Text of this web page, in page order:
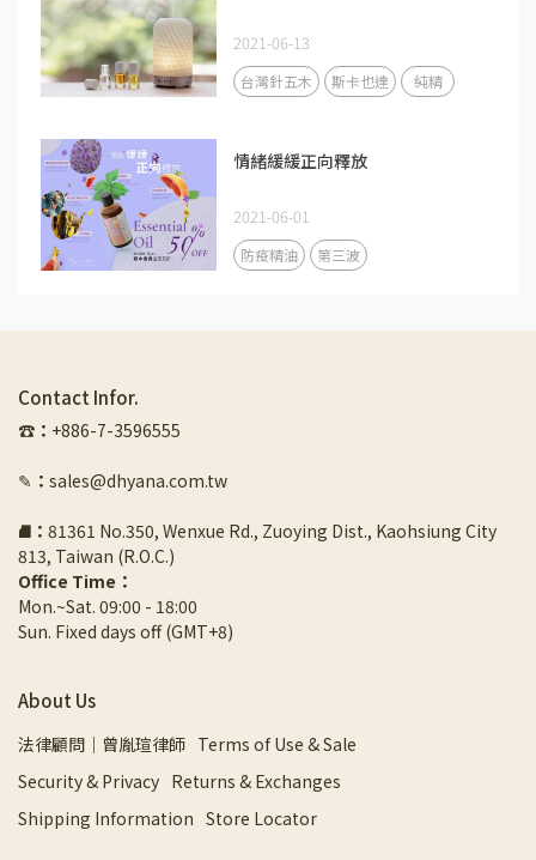
2021-06-13
台灣針五木 斯卡也達 純精
情緒緩緩正向釋放
2021-06-01
防疫精油 第三波
Contact Infor.
☎︎ ： +886-7-3596555
✎ ： sales@dhyana.com.tw
⛘ ： 81361 No.350, Wenxue Rd., Zuoying Dist., Kaohsiung City
813, Taiwan (R.O.C.)
Office Time：
Mon.~Sat. 09:00 - 18:00
Sun. Fixed days off (GMT+8)
About Us
法律顧問｜曾胤瑄律師 Terms of Use & Sale
Security & Privacy Returns & Exchanges
Shipping Information Store Locator